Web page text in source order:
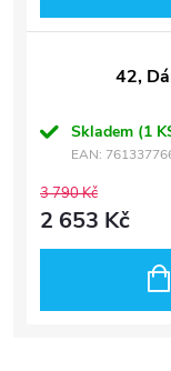
42,
Skladem (1
EAN:
3 790 Kč
2 653 Kč